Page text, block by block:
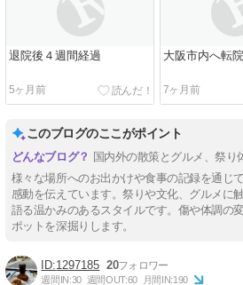
退院後４週間経過
5ヶ月前
大阪市内へ転
7ヶ月前
このブログのここがポイント
国内外の散策とグルメ、祭り
様々な場所へのお出かけや食事の記録を通じ
感動を伝えています。祭りや文化、グルメに
語る温かみのあるスタイルです。傷や体調の
ポットを深掘りします。
1297185 20
週間IN:30 週間OUT:60 月間IN:190